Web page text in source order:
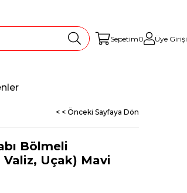
Sepetim0 Üye Girişi
< < Önceki Sayfaya Dön
Bölmeli
Valiz, Uçak) Mavi